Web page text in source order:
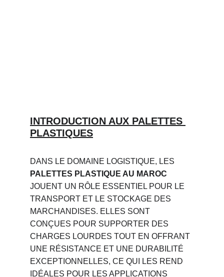
INTRODUCTION AUX PALETTES
PLASTIQUES
DANS LE DOMAINE LOGISTIQUE, LES
PALETTES PLASTIQUE AU MAROC
JOUENT UN RÔLE ESSENTIEL POUR LE
TRANSPORT ET LE STOCKAGE DES
MARCHANDISES. ELLES SONT
CONÇUES POUR SUPPORTER DES
CHARGES LOURDES TOUT EN OFFRANT
UNE RÉSISTANCE ET UNE DURABILITÉ
EXCEPTIONNELLES, CE QUI LES REND
IDÉALES POUR LES APPLICATIONS